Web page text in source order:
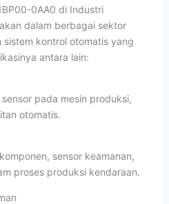
0AA0 di Industri
dalam berbagai sektor
kontrol otomatis yang
antara lain:
pada mesin produksi,
otomatis.
sensor keamanan,
proses produksi kendaraan.